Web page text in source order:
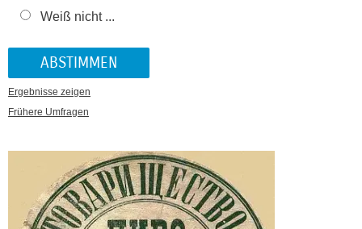
Weiß nicht ...
Ergebnisse zeigen
Frühere Umfragen